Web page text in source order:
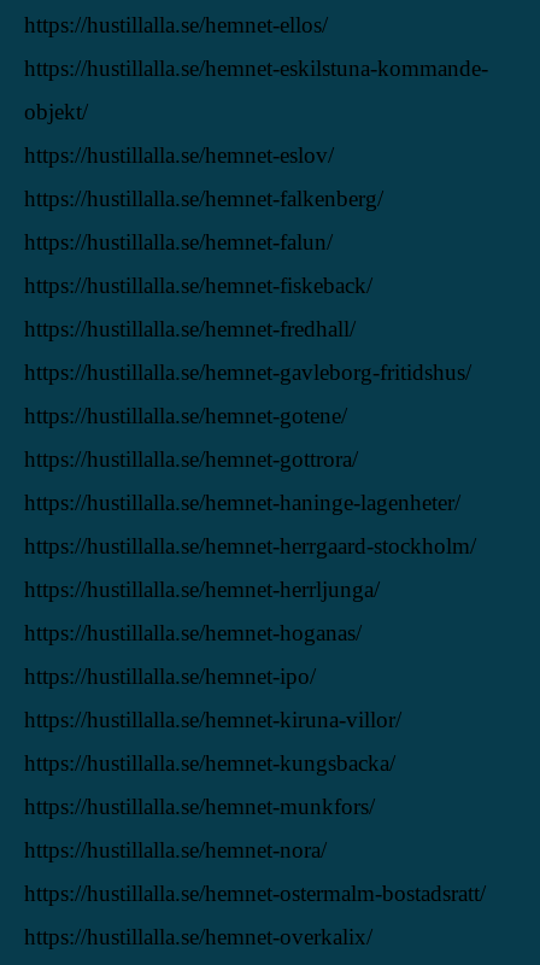
https://hustillalla.se/hemnet-ellos/
https://hustillalla.se/hemnet-eskilstuna-kommande-
objekt/
https://hustillalla.se/hemnet-eslov/
https://hustillalla.se/hemnet-falkenberg/
https://hustillalla.se/hemnet-falun/
https://hustillalla.se/hemnet-fiskeback/
https://hustillalla.se/hemnet-fredhall/
https://hustillalla.se/hemnet-gavleborg-fritidshus/
https://hustillalla.se/hemnet-gotene/
https://hustillalla.se/hemnet-gottrora/
https://hustillalla.se/hemnet-haninge-lagenheter/
https://hustillalla.se/hemnet-herrgaard-stockholm/
https://hustillalla.se/hemnet-herrljunga/
https://hustillalla.se/hemnet-hoganas/
https://hustillalla.se/hemnet-ipo/
https://hustillalla.se/hemnet-kiruna-villor/
https://hustillalla.se/hemnet-kungsbacka/
https://hustillalla.se/hemnet-munkfors/
https://hustillalla.se/hemnet-nora/
https://hustillalla.se/hemnet-ostermalm-bostadsratt/
https://hustillalla.se/hemnet-overkalix/